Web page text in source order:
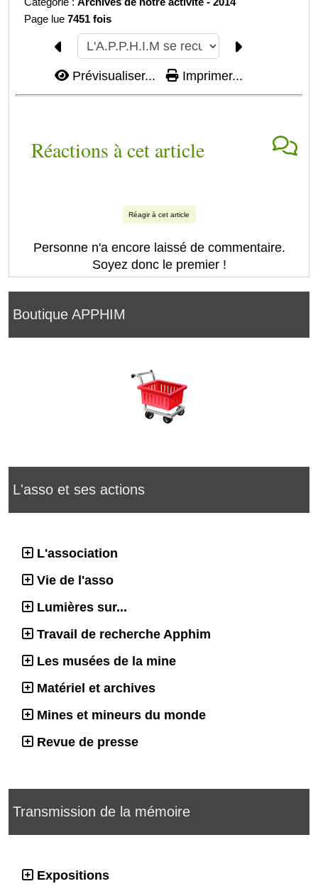
Boutique APPHIM
L'asso et ses actions
L'association
Vie de l'asso
Lumières sur...
Travail de recherche Apphim
Les musées de la mine
Matériel et archives
Mines et mineurs du monde
Revue de presse
Transmission de la mémoire
Expositions
Page lue7451 fois
Prévisualiser... Imprimer...
Réactions à cet article
Réagir à cet article
Personne n'a encore laissé de commentaire.
Soyez donc le premier !